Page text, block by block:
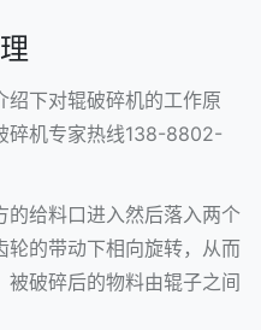
绍下对辊破碎机的工作原
碎机专家热线138-8802-
的给料口进入然后落入两个
轮的带动下相向旋转，从而
破碎后的物料由辊子之间